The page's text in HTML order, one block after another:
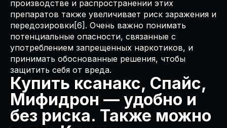
производстве и распространении этих
препаратов также увеличивает риск заражения и
передозировки[6]. Очень важно понимать
потенциальные опасности, связанные с
употреблением запрещенных наркотиков, и
принимать обоснованные решения, чтобы
защитить себя от вреда.
Купить ксанакс, Спайс,
Мифидрон — удобно и
без риска. Также можно